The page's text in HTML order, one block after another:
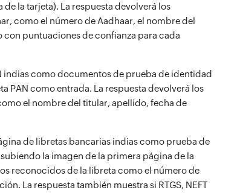
la tarjeta). La respuesta devolverá los
como el número de Aadhaar, el nombre del
puntuaciones de confianza para cada
indias como documentos de prueba de identidad
PAN como entrada. La respuesta devolverá los
el nombre del titular, apellido, fecha de
de libretas bancarias indias como prueba de
la imagen de la primera página de la
reconocidos de la libreta como el número de
La respuesta también muestra si RTGS, NEFT